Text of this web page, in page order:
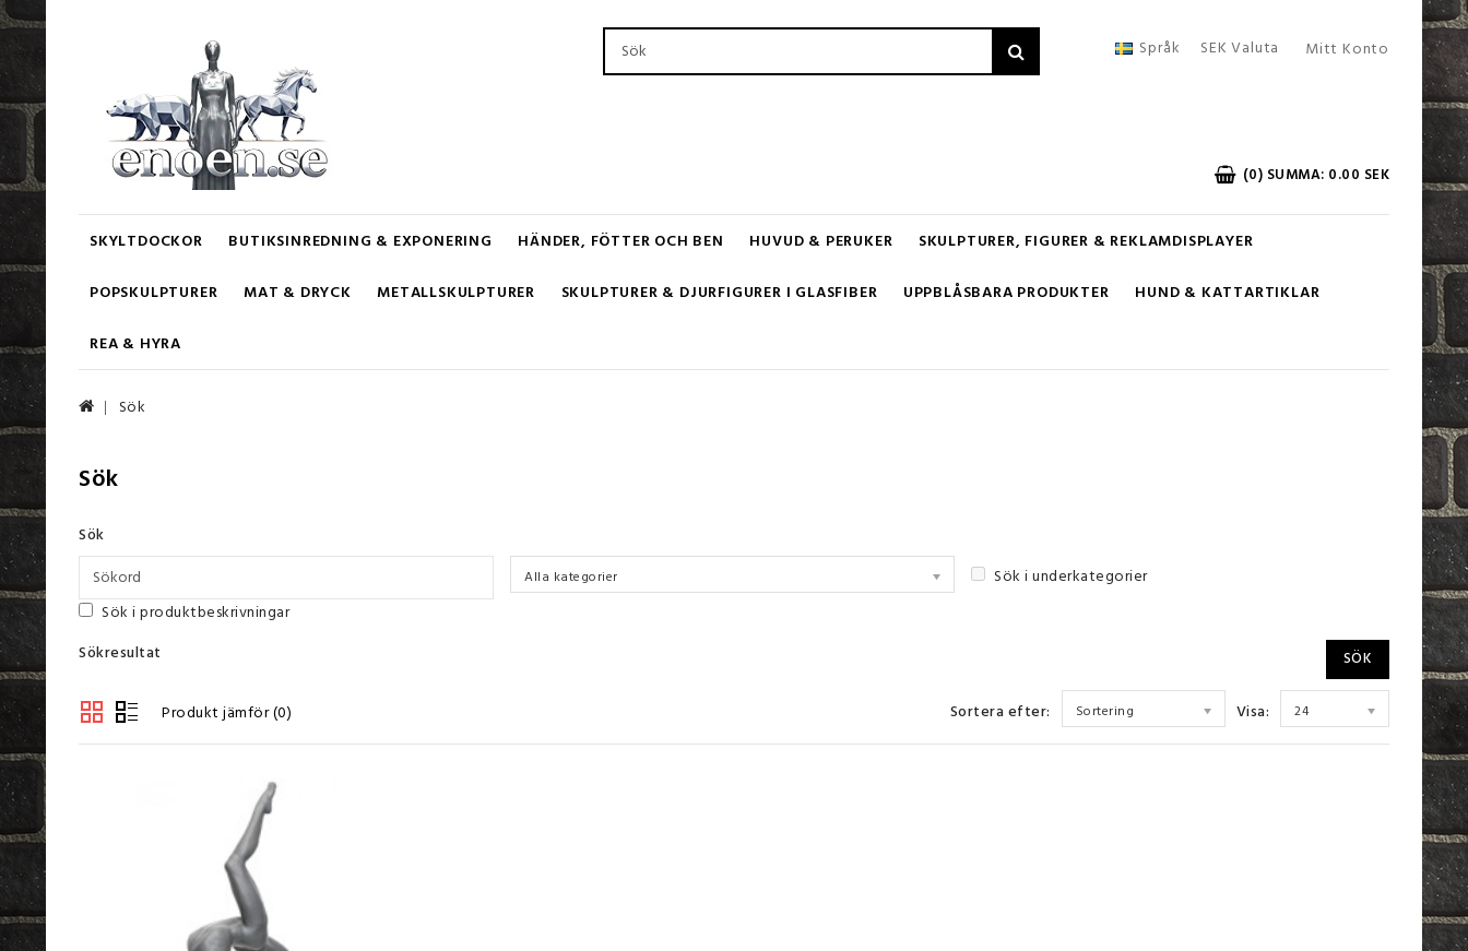
Mitt Konto
Språk SEK Valuta
(0) SUMMA: 0.00 SEK
SKYLTDOCKOR BUTIKSINREDNING & EXPONERING HÄNDER, FÖTTER OCH BEN HUVUD & PERUKER SKULPTURER, FIGURER & REKLAMDISPLAYER
POPSKULPTURER MAT & DRYCK METALLSKULPTURER SKULPTURER & DJURFIGURER I GLASFIBER UPPBLÅSBARA PRODUKTER HUND & KATTARTIKLAR
REA & HYRA
Sök
Sök
Sök
Alla kategorier
Sök i underkategorier
Sök i produktbeskrivningar
Sökresultat
Produkt jämför (0) Sortera efter: Sortering Visa: 24